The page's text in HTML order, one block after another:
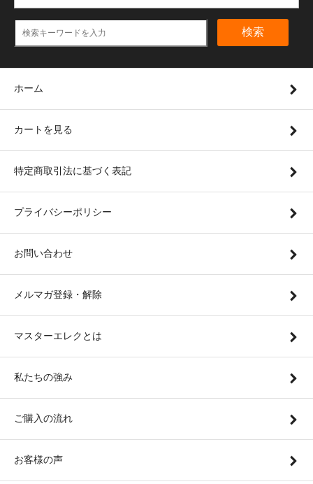
検索
ホーム
カートを見る
特定商取引法に基づく表記
プライバシーポリシー
お問い合わせ
メルマガ登録・解除
マスターエレクとは
私たちの強み
ご購入の流れ
お客様の声